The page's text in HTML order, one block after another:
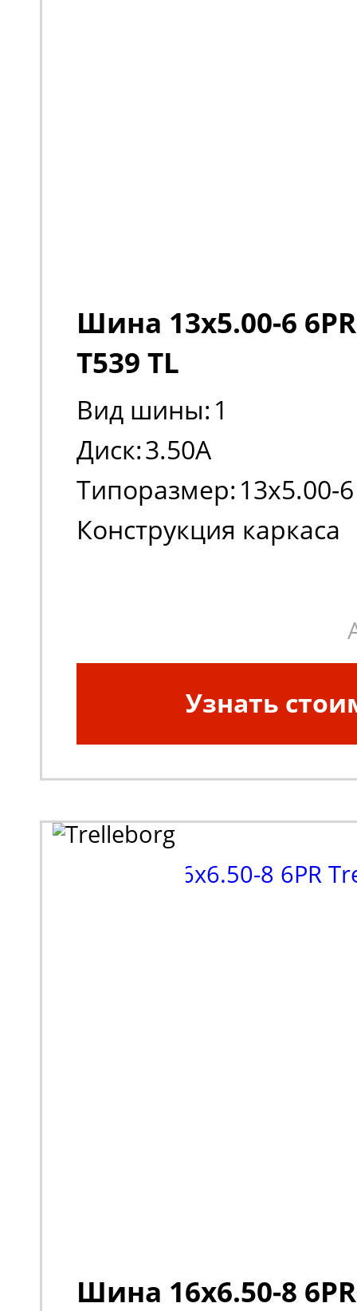
Шина 13x5.00-6
T539 TL
Вид шины: 1
Диск:3.50A
Типоразмер: 13x5.00-6
Конструкция каркаса
Узнать
Шина 16x6.50-8